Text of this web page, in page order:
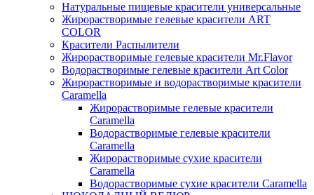
Натуральные пищевые красители универсальные
Жирорастворимые гелевые красители ART
COLOR
Красители Распылители
Жирорастворимые гелевые красители Mr.Flavor
Водорастворимые гелевые красители Art Color
Жирорастворимые и водорастворимые красители
Caramella
Жирорастворимые гелевые красители
Caramella
Водорастворимые гелевые красители
Caramella
Жирорастворимые сухие красители
Caramella
Водорастворимые сухие красители Caramella